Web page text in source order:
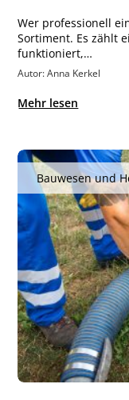
Wer professionell
Sortiment. Es zählt
funktioniert,…
Autor: Anna Kerkel
Mehr lesen
Bauwesen und